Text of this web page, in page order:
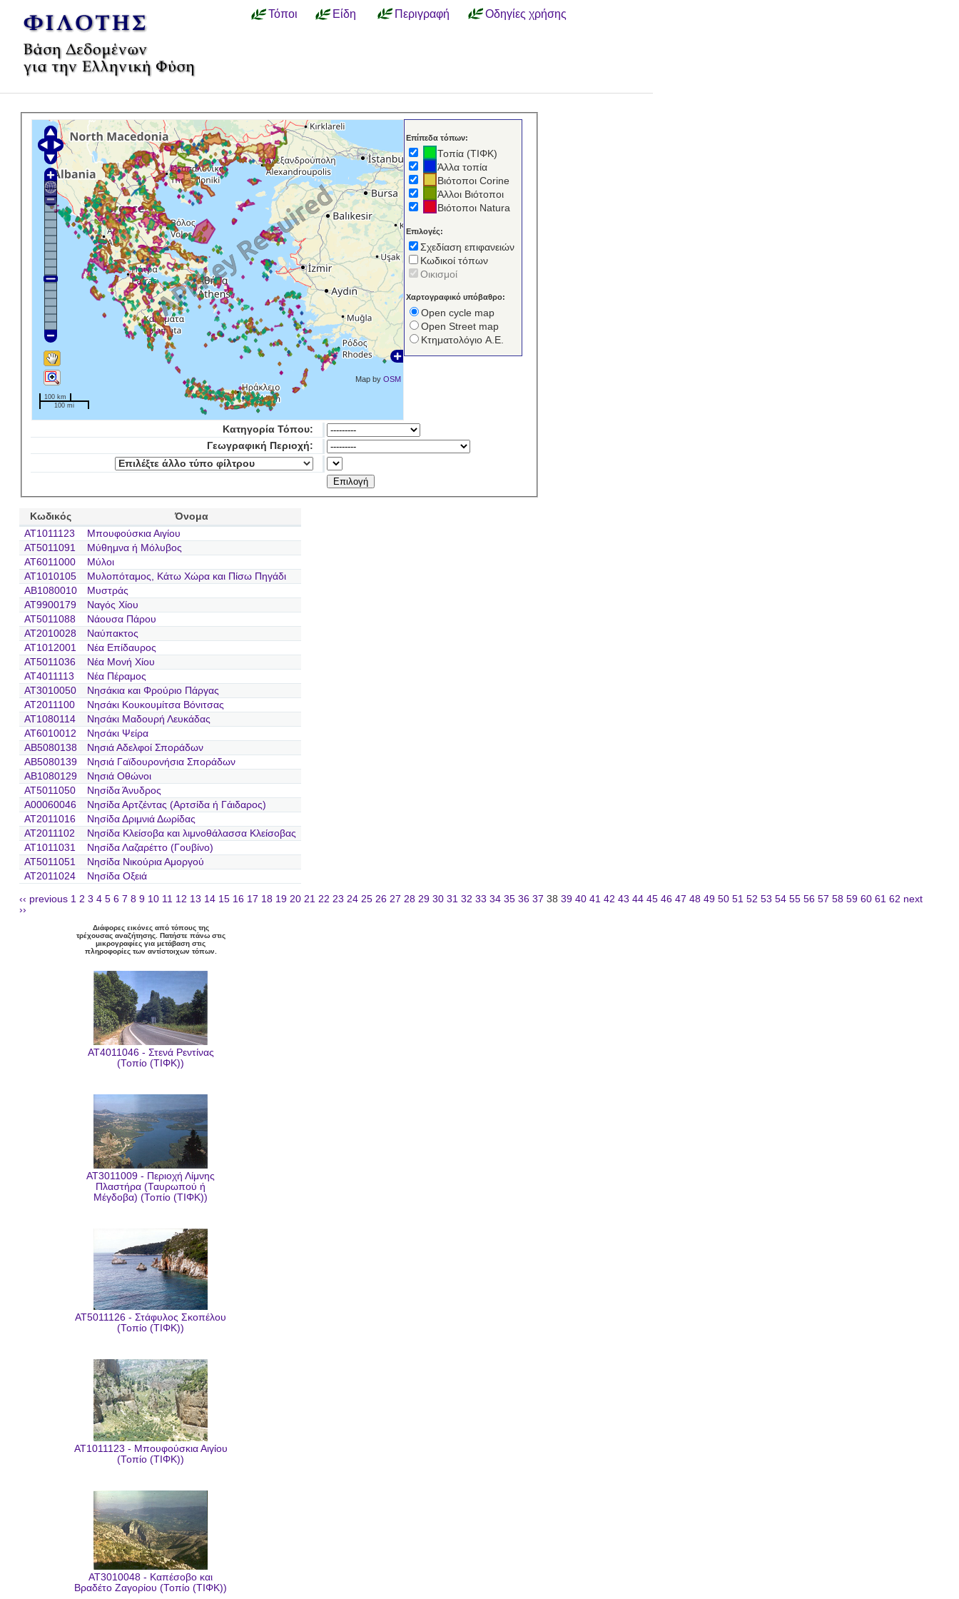
Τόποι Είδη Περιγραφή Οδηγίες χρήσης
Map byOSM
100 km
100 mi
Επίπεδα τόπων:
Τοπία (ΤΙΦΚ)
Άλλα τοπία
Βιότοποι Corine
Άλλοι Βιότοποι
Βιότοποι Natura
Επιλογές:
Σχεδίαση επιφανειών
Κωδικοί τόπων
Οικισμοί
Χαρτογραφικό υπόβαθρο:
Open cycle map
Open Street map
Κτηματολόγιο Α.Ε.
Κατηγορία Τόπου:
Γεωγραφική Περιοχή:
Κωδικός
Όνομα
AT1011123
Μπουφούσκια Αιγίου
AT5011091
Μύθημνα ή Μόλυβος
AT6011000
Μύλοι
AT1010105
Μυλοπόταμος, Κάτω Χώρα και Πίσω Πηγάδι
AB1080010
Μυστράς
AT9900179
Ναγός Χίου
AT5011088
Νάουσα Πάρου
AT2010028
Ναύπακτος
AT1012001
Νέα Επίδαυρος
AT5011036
Νέα Μονή Χίου
AT4011113
Νέα Πέραμος
AT3010050
Νησάκια και Φρούριο Πάργας
AT2011100
Νησάκι Κουκουμίτσα Βόνιτσας
AT1080114
Νησάκι Μαδουρή Λευκάδας
AT6010012
Νησάκι Ψείρα
AB5080138
Νησιά Αδελφοί Σποράδων
AB5080139
Νησιά Γαϊδουρονήσια Σποράδων
AB1080129
Νησιά Οθώνοι
AT5011050
Νησίδα Άνυδρος
A00060046
Νησίδα Αρτζέντας (Αρτσίδα ή Γάιδαρος)
AT2011016
Νησίδα Δριμνιά Δωρίδας
AT2011102
Νησίδα Κλείσοβα και λιμνοθάλασσα Κλείσοβας
AT1011031
Νησίδα Λαζαρέττο (Γουβίνο)
AT5011051
Νησίδα Νικούρια Αμοργού
AT2011024
Νησίδα Οξειά
‹‹ previous 1 2 3 4 5 6 7 8 9 10 11 12 13 14 15 16 17 18 19 20 21 22 23 24 25 26 27 28 29 30 31 32 33 34 35 36 37 38 39 40 41 42 43 44 45 46 47 48 49 50 51 52 53 54 55 56 57 58 59 60 61 62 next
››
Διάφορες εικόνες από τόπους της
τρέχουσας αναζήτησης. Πατήστε πάνω στις
μικρογραφίες για μετάβαση στις
πληροφορίες των αντίστοιχων τόπων.
AT4011046 - Στενά Ρεντίνας
(Τοπίο (ΤΙΦΚ))
AT3011009 - Περιοχή Λίμνης
Πλαστήρα (Ταυρωπού ή
Μέγδοβα) (Τοπίο (ΤΙΦΚ))
AT5011126 - Στάφυλος Σκοπέλου
(Τοπίο (ΤΙΦΚ))
AT1011123 - Μπουφούσκια Αιγίου
(Τοπίο (ΤΙΦΚ))
AT3010048 - Καπέσοβο και
Βραδέτο Ζαγορίου (Τοπίο (ΤΙΦΚ))